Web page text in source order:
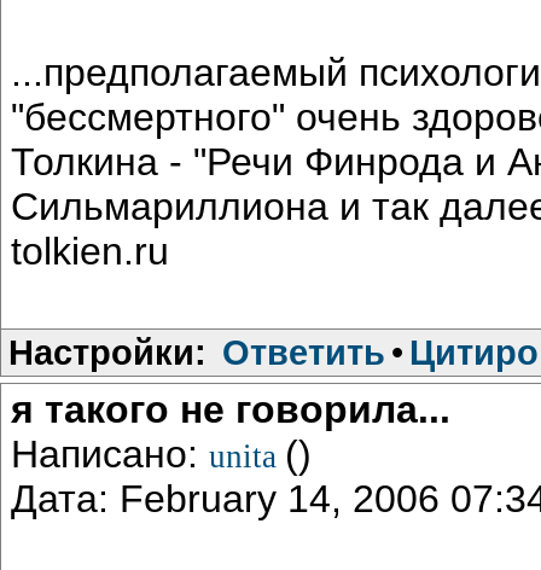
...предполагаемый
"бессмертного" очень
Толкина - "Речи Финрода и
Сильмариллиона и так
tolkien.ru
Настройки: Ответить •
я такого не говорила...
Написано: unita ()
Дата: February 14, 2006